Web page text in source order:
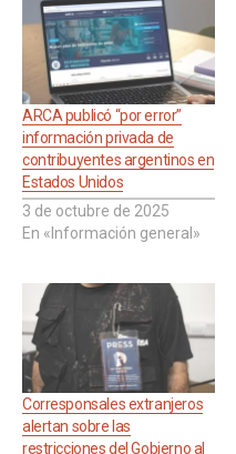
ARCA publicó “por error”
información privada de
contribuyentes argentinos en
Estados Unidos
3 de octubre de 2025
En «Información general»
Corresponsales extranjeros
alertan sobre las
restricciones del Gobierno al